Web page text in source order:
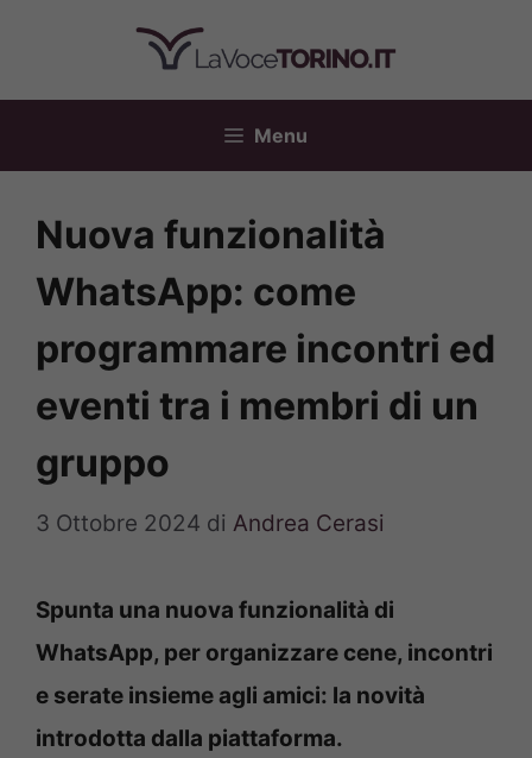
contenuto
Menu
Nuova funzionalità
WhatsApp: come
programmare incontri ed
eventi tra i membri di un
gruppo
3 Ottobre 2024 di Andrea Cerasi
Spunta una nuova funzionalità di
WhatsApp, per organizzare cene, incontri
e serate insieme agli amici: la novità
introdotta dalla piattaforma.